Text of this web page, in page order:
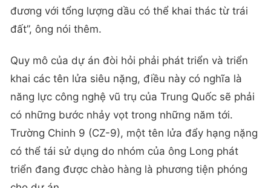
đương với tổng lượng dầu có thể khai thác từ trái
đất”, ông nói thêm.
Quy mô của dự án đòi hỏi phải phát triển và triển
khai các tên lửa siêu nặng, điều này có nghĩa là
năng lực công nghệ vũ trụ của Trung Quốc sẽ phải
có những bước nhảy vọt trong những năm tới.
Trường Chinh 9 (CZ-9), một tên lửa đẩy hạng nặng
có thể tái sử dụng do nhóm của ông Long phát
triển đang được chào hàng là phương tiện phóng